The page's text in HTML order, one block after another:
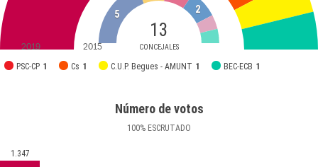
13
CONCEJALES
PSC-CP 1 Cs 1 C.U.P. Begues - AMUNT 1 BEC-ECB 1
5
2
2019 2015
Número de votos
100% ESCRUTADO
1.347